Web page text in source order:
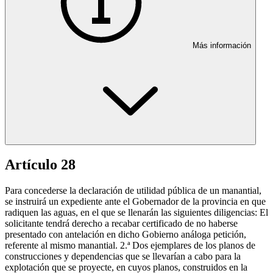
Más información
Artículo 28
Para concederse la declaración de utilidad pública de un manantial,
se instruirá un expediente ante el Gobernador de la provincia en que
radiquen las aguas, en el que se llenarán las siguientes diligencias: El
solicitante tendrá derecho a recabar certificado de no haberse
presentado con antelación en dicho Gobierno análoga petición,
referente al mismo manantial. 2.ª Dos ejemplares de los planos de
construcciones y dependencias que se llevarían a cabo para la
explotación que se proyecte, en cuyos planos, construidos en la